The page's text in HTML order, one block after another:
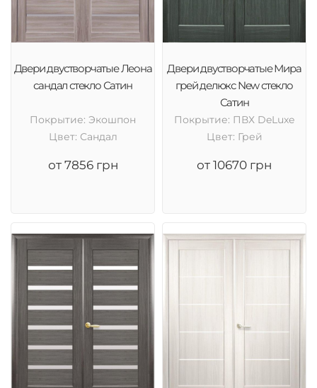
Двери двустворчатые Леона
сандал стекло Сатин
Покрытие: Экошпон
Цвет: Сандал
от 7856 грн
Двери двустворчатые Мира
грей делюкс New стекло
Сатин
Покрытие: ПВХ DeLuxe
Цвет: Грей
от 10670 грн